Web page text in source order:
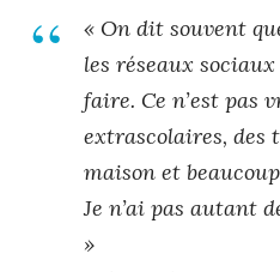
« On dit souvent
les réseaux
faire. Ce n’est pas
extrascolaires, des
maison et
Je n’ai pas autant
»